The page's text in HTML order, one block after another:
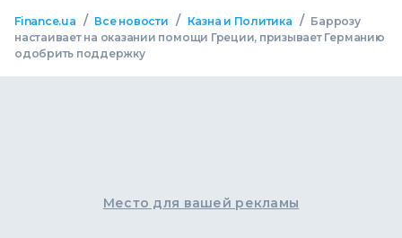
Finance.ua / Все новости / Казна и Политика / Баррозу
настаивает на оказании помощи Греции, призывает Германию
одобрить поддержку
Место для вашей рекламы